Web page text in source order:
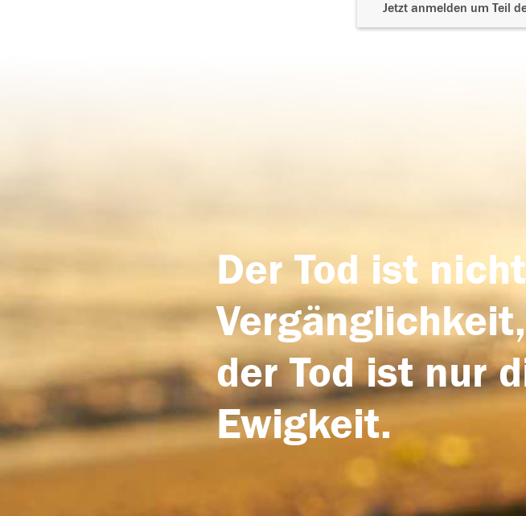
Jetzt anmelden um Teil
Der Tod ist
Vergänglichkeit,
der Tod ist nur
Ewigkeit.